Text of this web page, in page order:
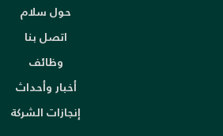
حول سلام
اتصل بنا
وظائف
أخبار وأحداث
إنجازات الشركة